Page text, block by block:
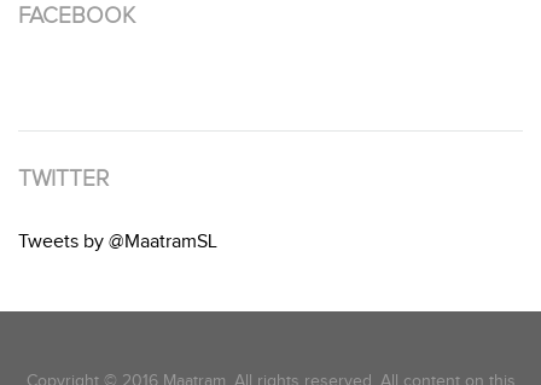
FACEBOOK
TWITTER
Tweets by @MaatramSL
Copyright © 2016 Maatram. All rights reserved. All content on this